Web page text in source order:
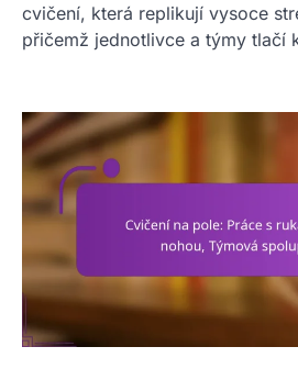
cvičení, která replikují vysoce
přičemž jednotlivce a týmy tlačí